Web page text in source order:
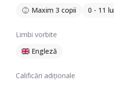
Maxim 3 copii
0 - 11
Limbi vorbite
Engleză
Calificări adiționale